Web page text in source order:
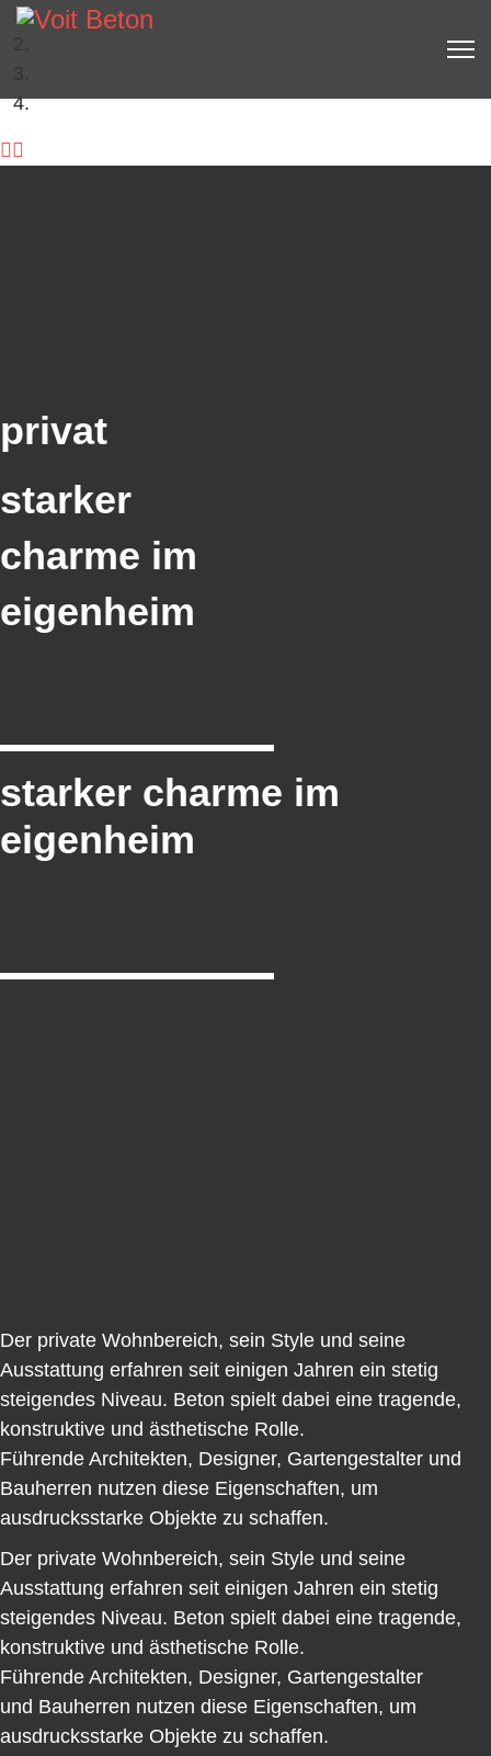
privat
starker
charme im
eigenheim
starker charme im
eigenheim
Der private Wohnbereich, sein Style und seine
Ausstattung erfahren seit einigen Jahren ein stetig
steigendes Niveau. Beton spielt dabei eine tragende,
konstruktive und ästhetische Rolle.
Führende Architekten, Designer, Gartengestalter und
Bauherren nutzen diese Eigenschaften, um
ausdrucksstarke Objekte zu schaffen.
Der private Wohnbereich, sein Style und seine
Ausstattung erfahren seit einigen Jahren ein stetig
steigendes Niveau. Beton spielt dabei eine tragende,
konstruktive und ästhetische Rolle.
Führende Architekten, Designer, Gartengestalter
und Bauherren nutzen diese Eigenschaften, um
ausdrucksstarke Objekte zu schaffen.